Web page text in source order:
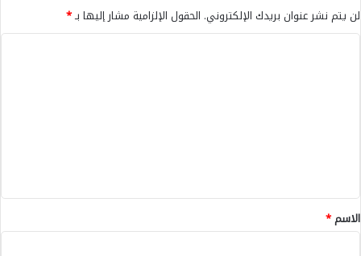
ا
ل
أ
ز
لن يتم نشر عنوان بريدك الإلكتروني. الحقول الإلزامية مشار إليها بـ*
*
الاسم*